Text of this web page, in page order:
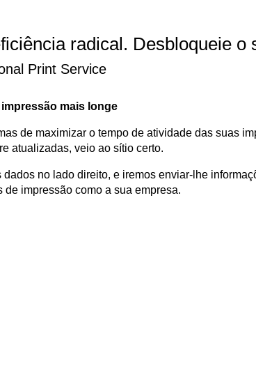
radical. Desbloqueie o
Print Service
mais longe
de maximizar o tempo de atividade das suas
atualizadas, veio ao sítio certo.
dados no lado direito, e iremos enviar-lhe
de impressão como a sua empresa.